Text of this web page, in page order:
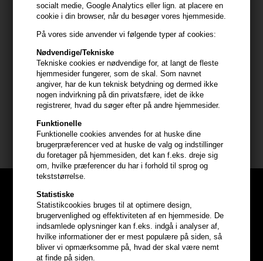
socialt medie, Google Analytics eller lign. at placere en
cookie i din browser, når du besøger vores hjemmeside.
På vores side anvender vi følgende typer af cookies:
Nødvendige/Tekniske
Tekniske cookies er nødvendige for, at langt de fleste
hjemmesider fungerer, som de skal. Som navnet
angiver, har de kun teknisk betydning og dermed ikke
nogen indvirkning på din privatsfære, idet de ikke
registrerer, hvad du søger efter på andre hjemmesider.
Funktionelle
Funktionelle cookies anvendes for at huske dine
brugerpræferencer ved at huske de valg og indstillinger
du foretager på hjemmesiden, det kan f.eks. dreje sig
om, hvilke præferencer du har i forhold til sprog og
tekststørrelse.
Statistiske
Statistikcookies bruges til at optimere design,
brugervenlighed og effektiviteten af en hjemmeside. De
indsamlede oplysninger kan f.eks. indgå i analyser af,
hvilke informationer der er mest populære på siden, så
bliver vi opmærksomme på, hvad der skal være nemt
at finde på siden.
Anvendelse
- Ryst flasken grundigt inden brug
- Spray jævnt på tørt eller let fugtigt hår
- Form håret som ønsket
- Tilsæt ekstra produkt for stærkere hold
- Egnet til alle hårtyper
Størrelse: 300 ml
GLYNT